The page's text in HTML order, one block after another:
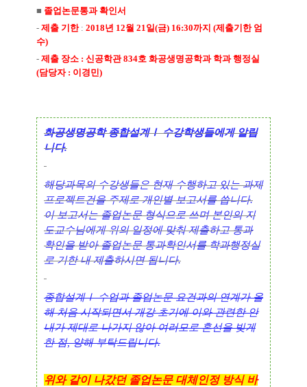
■ 졸업논문통과 확인서
- 제출 기한 : 2018년 12월 21일(금) 16:30까지 (제출기한 엄
수)
- 제출 장소 : 신공학관834호 화공생명공학과 학과 행정실
(담당자 : 이경민)
화공생명공학 종합설계Ⅰ수강학생들에게 알립
니다.
해당과목의 수강생들은 현재 수행하고 있는 과제
프로젝트건을 주제로 개인별 보고서를 씁니다.
이 보고서는 졸업논문 형식으로 쓰며 본인의 지
도교수님에게 위의 일정에 맞춰 제출하고 통과
확인을 받아 졸업논문 통과확인서를 학과행정실
로 기한 내 제출하시면 됩니다.
종합설계Ⅰ수업과 졸업논문 요건과의 연계가 올
해 처음 시작되면서 개강 초기에 이와 관련한 안
내가 제대로 나가지 않아 여러모로 혼선을 빚게
한 점, 양해 부탁드립니다.
위와 같이 나갔던 졸업논문 대체인정 방식 바